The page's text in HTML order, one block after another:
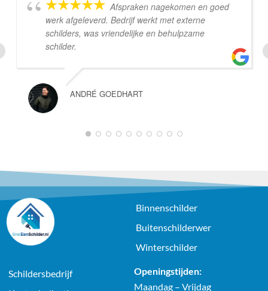
Afspraken nagekomen en goed
werk afgeleverd. Bedrijf werkt met externe
schilders, was vriendelijke en behulpzame
schilder.
ANDRÉ GOEDHART
1 2 3 4 5 6 7 8 9 10
Binnenschilder
Buitenschilderwer
Winterschilder
Schildersbedrijf
Openingstijden:
Maandag – Vrijdag